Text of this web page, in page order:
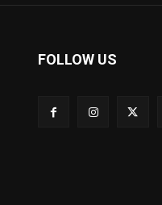
FOLLOW US